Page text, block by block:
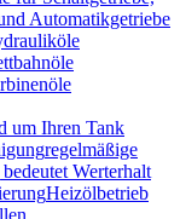
Automatikgetriebe
um Ihren Tank
regelmäßige
Werterhalt
Heizölbetrieb